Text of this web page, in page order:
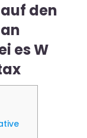
den
es W